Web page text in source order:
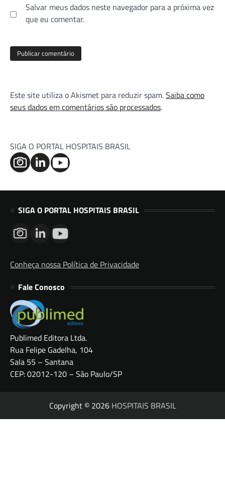
Salvar meus dados neste navegador para a próxima vez
que eu comentar.
Este site utiliza o Akismet para reduzir spam.Saiba como
seus dados em comentários são processados.
SIGA O PORTAL HOSPITAIS BRASIL
SIGA O PORTAL HOSPITAIS BRASIL
Conheça nossa Política de Privacidade
Fale Conosco
Publimed Editora Ltda.
Rua Felipe Gadelha, 104
Sala 55 – Santana
CEP: 02012-120 – São Paulo/SP
Copyright © 2026 HOSPITAIS BRASIL